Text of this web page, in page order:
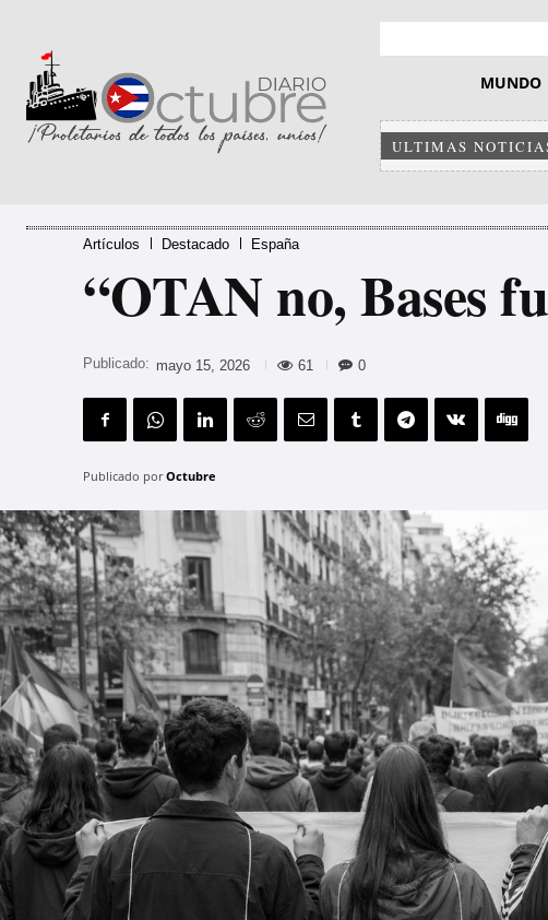
MUNDO
ULTIMAS
Artículos Destacado España
“OTAN no, Bases
Publicado: mayo 15, 2026 61 0
Publicado por Octubre